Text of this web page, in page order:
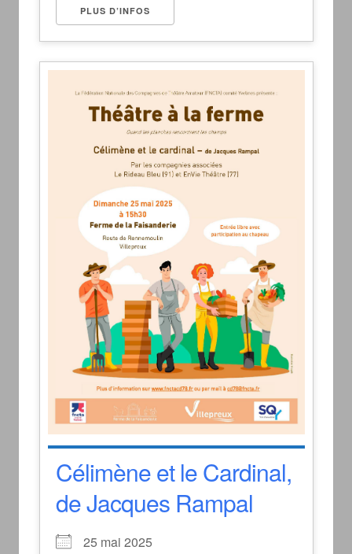
PLUS D’INFOS
Célimène et le Cardinal,
de Jacques Rampal
25 mai 2025